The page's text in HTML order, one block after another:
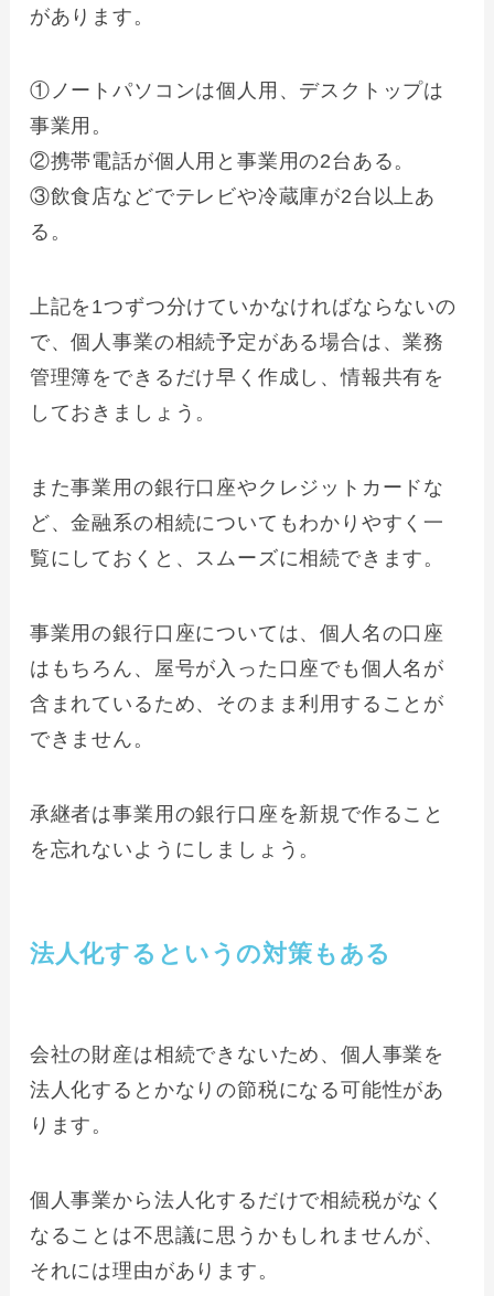
があります。
①ノートパソコンは個人用、デスクトップは
事業用。
②携帯電話が個人用と事業用の2台ある。
③飲食店などでテレビや冷蔵庫が2台以上あ
る。
上記を1つずつ分けていかなければならないの
で、個人事業の相続予定がある場合は、業務
管理簿をできるだけ早く作成し、情報共有を
しておきましょう。
また事業用の銀行口座やクレジットカードな
ど、金融系の相続についてもわかりやすく一
覧にしておくと、スムーズに相続できます。
事業用の銀行口座については、個人名の口座
はもちろん、屋号が入った口座でも個人名が
含まれているため、そのまま利用することが
できません。
承継者は事業用の銀行口座を新規で作ること
を忘れないようにしましょう。
法人化するというの対策もある
会社の財産は相続できないため、個人事業を
法人化するとかなりの節税になる可能性があ
ります。
個人事業から法人化するだけで相続税がなく
なることは不思議に思うかもしれませんが、
それには理由があります。